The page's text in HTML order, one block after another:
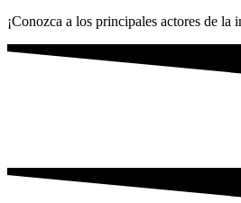
¡Conozca a los principales actores de